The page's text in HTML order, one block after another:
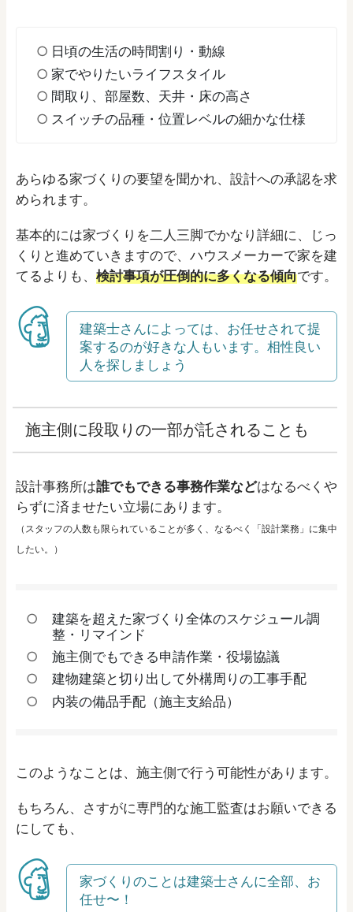
日頃の生活の時間割り・動線
家でやりたいライフスタイル
間取り、部屋数、天井・床の高さ
スイッチの品種・位置レベルの細かな仕様
あらゆる家づくりの要望を聞かれ、設計への承認を求
められます。
基本的には家づくりを二人三脚でかなり詳細に、じっ
くりと進めていきますので、ハウスメーカーで家を建
てるよりも、 検討事項が圧倒的に多くなる傾向です。
建築士さんによっては、お任せされて提
案するのが好きな人もいます。相性良い
人を探しましょう
施主側に段取りの一部が託されることも
設計事務所は誰でもできる事務作業などはなるべくや
らずに済ませたい立場にあります。
（スタッフの人数も限られていることが多く、なるべく「設計業務」に集中
したい。）
建築を超えた家づくり全体のスケジュール調
整・リマインド
施主側でもできる申請作業・役場協議
建物建築と切り出して外構周りの工事手配
内装の備品手配（施主支給品）
このようなことは、施主側で行う可能性があります。
もちろん、さすがに専門的な施工監査はお願いできる
にしても、
家づくりのことは建築士さんに全部、お
任せ〜！